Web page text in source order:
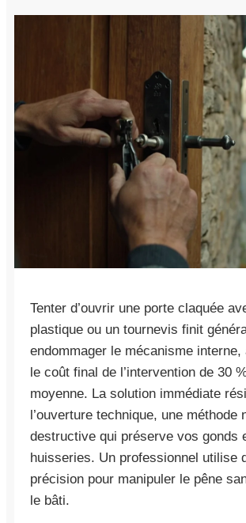
Tenter d’ouvrir une porte claquée
plastique ou un tournevis finit
endommager le mécanisme interne,
le coût final de l’intervention de 30
moyenne. La solution immédiate
l’ouverture technique, une méthode
destructive qui préserve vos gonds
huisseries. Un professionnel utilise
précision pour manipuler le pêne
le bâti.